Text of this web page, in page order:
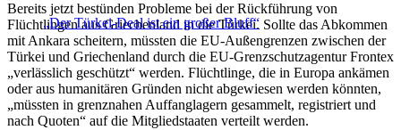
„Der Türkei-Deal ist ein großer Bluff“
Bereits jetzt bestünden Probleme bei der Rückführung von
Flüchtlingen aus Griechenland in die Türkei. Sollte das Abkommen
mit Ankara scheitern, müssten die EU-Außengrenzen zwischen der
Türkei und Griechenland durch die EU-Grenzschutzagentur Frontex
„verlässlich geschützt“ werden. Flüchtlinge, die in Europa ankämen
oder aus humanitären Gründen nicht abgewiesen werden könnten,
„müssten in grenznahen Auffanglagern gesammelt, registriert und
nach Quoten“ auf die Mitgliedstaaten verteilt werden.